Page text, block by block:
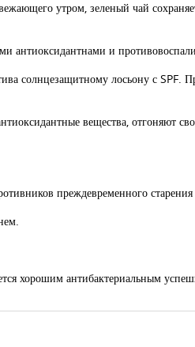
утром, зеленый чай
антиоксидантнами и
солнцезащитному лосьону с
вещества, отгоняют
преждевременного
хорошим антибактериальным